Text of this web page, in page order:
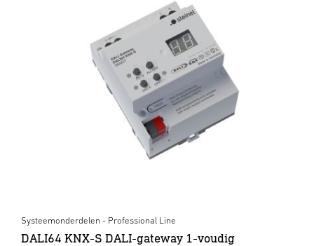
Systeemonderdelen - Professional Line
DALI64 KNX-S DALI-gateway 1-voudig